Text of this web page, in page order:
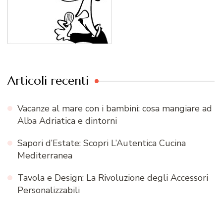
Articoli recenti
Vacanze al mare con i bambini: cosa mangiare ad
Alba Adriatica e dintorni
Sapori d’Estate: Scopri L’Autentica Cucina
Mediterranea
Tavola e Design: La Rivoluzione degli Accessori
Personalizzabili